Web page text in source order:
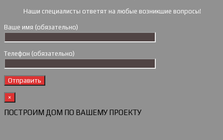
Наши специалисты ответят на любые возникшие вопросы!
Ваше имя (обязательно)
Телефон (обязательно)
×
ПОСТРОИМ ДОМ ПО ВАШЕМУ ПРОЕКТУ